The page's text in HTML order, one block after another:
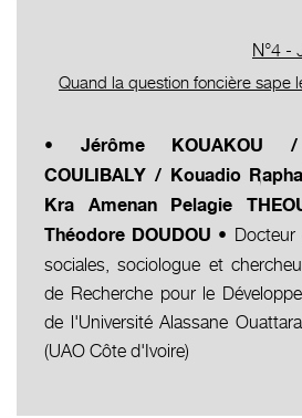
N°4 -
Quand la question foncière sape
• Jérôme KOUAKOU /
COULIBALY / Kouadio
Kra Amenan Pelagie
Théodore DOUDOU • Docteur
sociales, sociologue et
de Recherche pour le
de l'Université Alassane
(UAO Côte d'Ivoire)